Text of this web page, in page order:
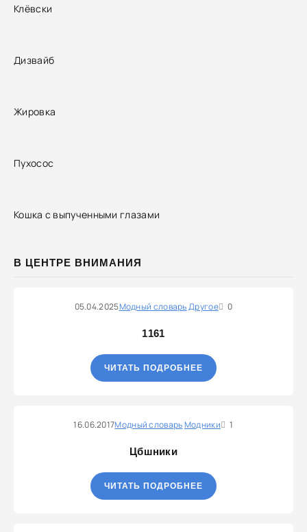
Клёвски
Дизвайб
Жировка
Пухосос
Кошка с выпученными глазами
В ЦЕНТРЕ ВНИМАНИЯ
05.04.2025Модный словарьДругое 0
1161
ЧИТАТЬ ПОДРОБНЕЕ
16.06.2017Модный словарьМодники 1
Цбшники
ЧИТАТЬ ПОДРОБНЕЕ